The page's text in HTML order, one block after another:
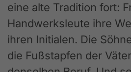
eine alte Tradition fort:
Handwerksleute ihre
ihren Initialen. Die
die Fußstapfen der